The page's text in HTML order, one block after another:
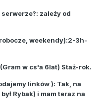
zależy od
weekendy):2-3h-
w cs'a 6lat) Staż-rok.
linków ): Tak, na
Rybak) i mam teraz na